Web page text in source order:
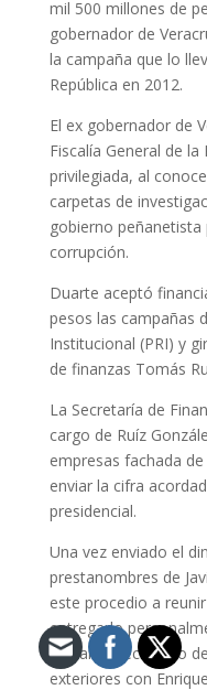
mil 500 millones de
gobernador de
la campaña que lo
República en 2012.
El ex gobernador de
Fiscalía General de
privilegiada, al
carpetas de
gobierno
corrupción.
Duarte aceptó
pesos las campañas
Institucional (PRI) y
de finanzas Tomás
La Secretaría de
cargo de Ruíz
empresas fachada
enviar la cifra
presidencial.
Una vez enviado el
prestanombres de
este procedio a
entregarlo
adelante secretario
exteriores con